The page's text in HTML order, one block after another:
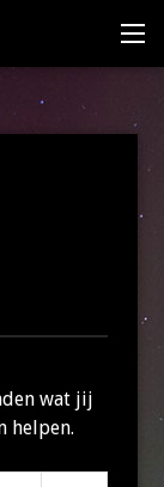
wat jij
helpen.